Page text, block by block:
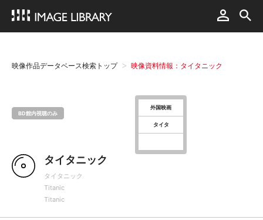
映像作品データベース検索トップ 映像資料情報：タイタニック
BD館内視聴のみ
外国映画
タイタ
タイタニック
タイタニック
Titanic
Titanic